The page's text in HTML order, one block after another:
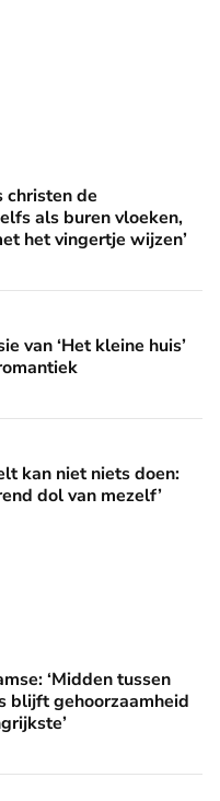
‘Zelfs als
christen de
als buren vloeken,
het vingertje wijzen’
huis’ biedt fijne
van ‘Het kleine huis’
doen: ‘Ik word soms
kan niet niets doen:
dol van mezelf’
tussen angst en
‘Midden tussen
blijft gehoorzaamheid